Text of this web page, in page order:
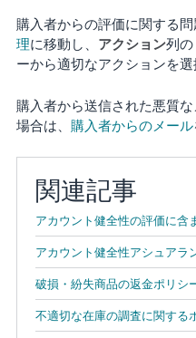
購入者からの評価に関する問
理に移動し、 アクション列の
ーから適切なアクションを選
購入者から送信された悪質
場合は、 購入者からのメール
関連記事
アカウント健全性の評価に含
アカウント健全性アシュアラ
破損・紛失商品の返金ポリシ
不適切な在庫の調査に関する